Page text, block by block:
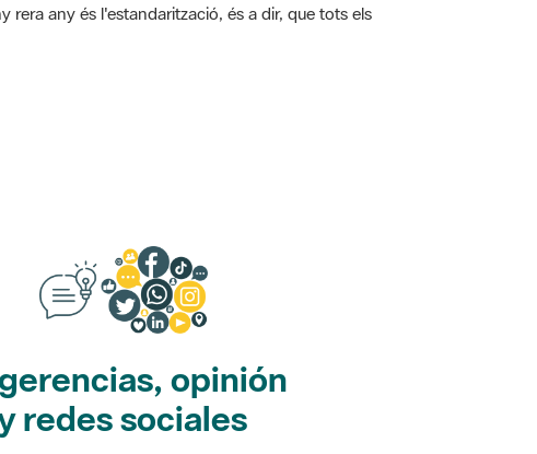
any és l'estandarització, és a dir, que tots els
opinión
redes sociales